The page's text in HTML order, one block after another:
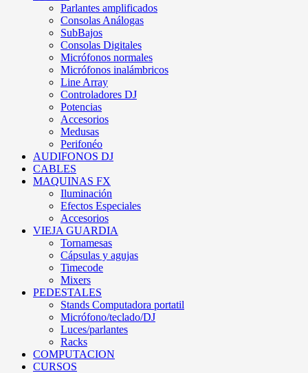
Parlantes amplificados
Consolas Análogas
SubBajos
Consolas Digitales
Micrófonos normales
Micrófonos inalámbricos
Line Array
Controladores DJ
Potencias
Accesorios
Medusas
Perifonéo
AUDIFONOS DJ
CABLES
MAQUINAS FX
Iluminación
Efectos Especiales
Accesorios
VIEJA GUARDIA
Tornamesas
Cápsulas y agujas
Timecode
Mixers
PEDESTALES
Stands Computadora portatil
Micrófono/teclado/DJ
Luces/parlantes
Racks
COMPUTACION
CURSOS